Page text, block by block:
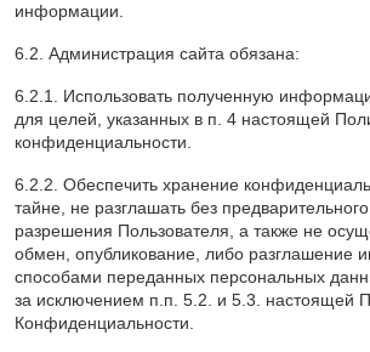
информации.
6.2. Администрация сайта обязана:
6.2.1. Использовать полученную
для целей, указанных в п. 4 настоящей
конфиденциальности.
6.2.2. Обеспечить хранение
тайне, не разглашать без
разрешения Пользователя, а также не
обмен, опубликование, либо разглашение
способами переданных персональных
за исключением п.п. 5.2. и 5.3. настоящей
Конфиденциальности.